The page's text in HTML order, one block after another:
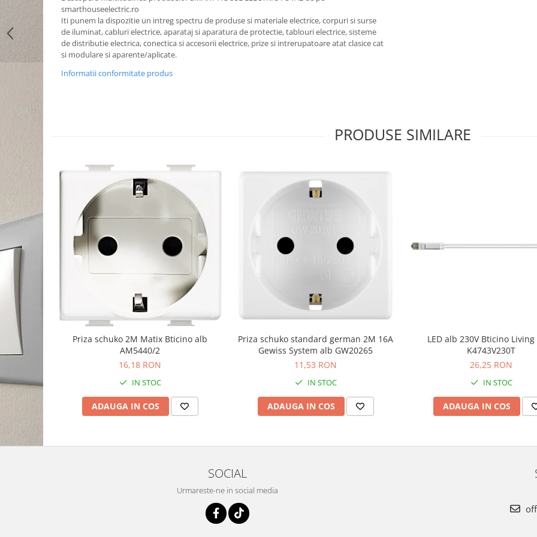
smarthouseelectric.ro
Iti punem la dispozitie un intreg spectru de produse si materiale electrice, corpuri si surse
de iluminat, cabluri electrice, aparataj si aparatura de protectie, tablouri electrice, sisteme
de distributie electrica, conectica si accesorii electrice, prize si intrerupatoare atat clasice cat
si modulare si aparente/aplicate.
Informatii conformitate produs
PRODUSE SIMILARE
Priza schuko 2M Matix Bticino alb
AM5440/2
16,18 RON
IN STOC
ADAUGA IN COS
Priza schuko standard german 2M 16A
Gewiss System alb GW20265
11,53 RON
IN STOC
ADAUGA IN COS
LED alb 230V Bticino
K4743V230T
26,25 RON
IN STOC
ADAUGA IN COS
SOCIAL
Urmareste-ne in social media